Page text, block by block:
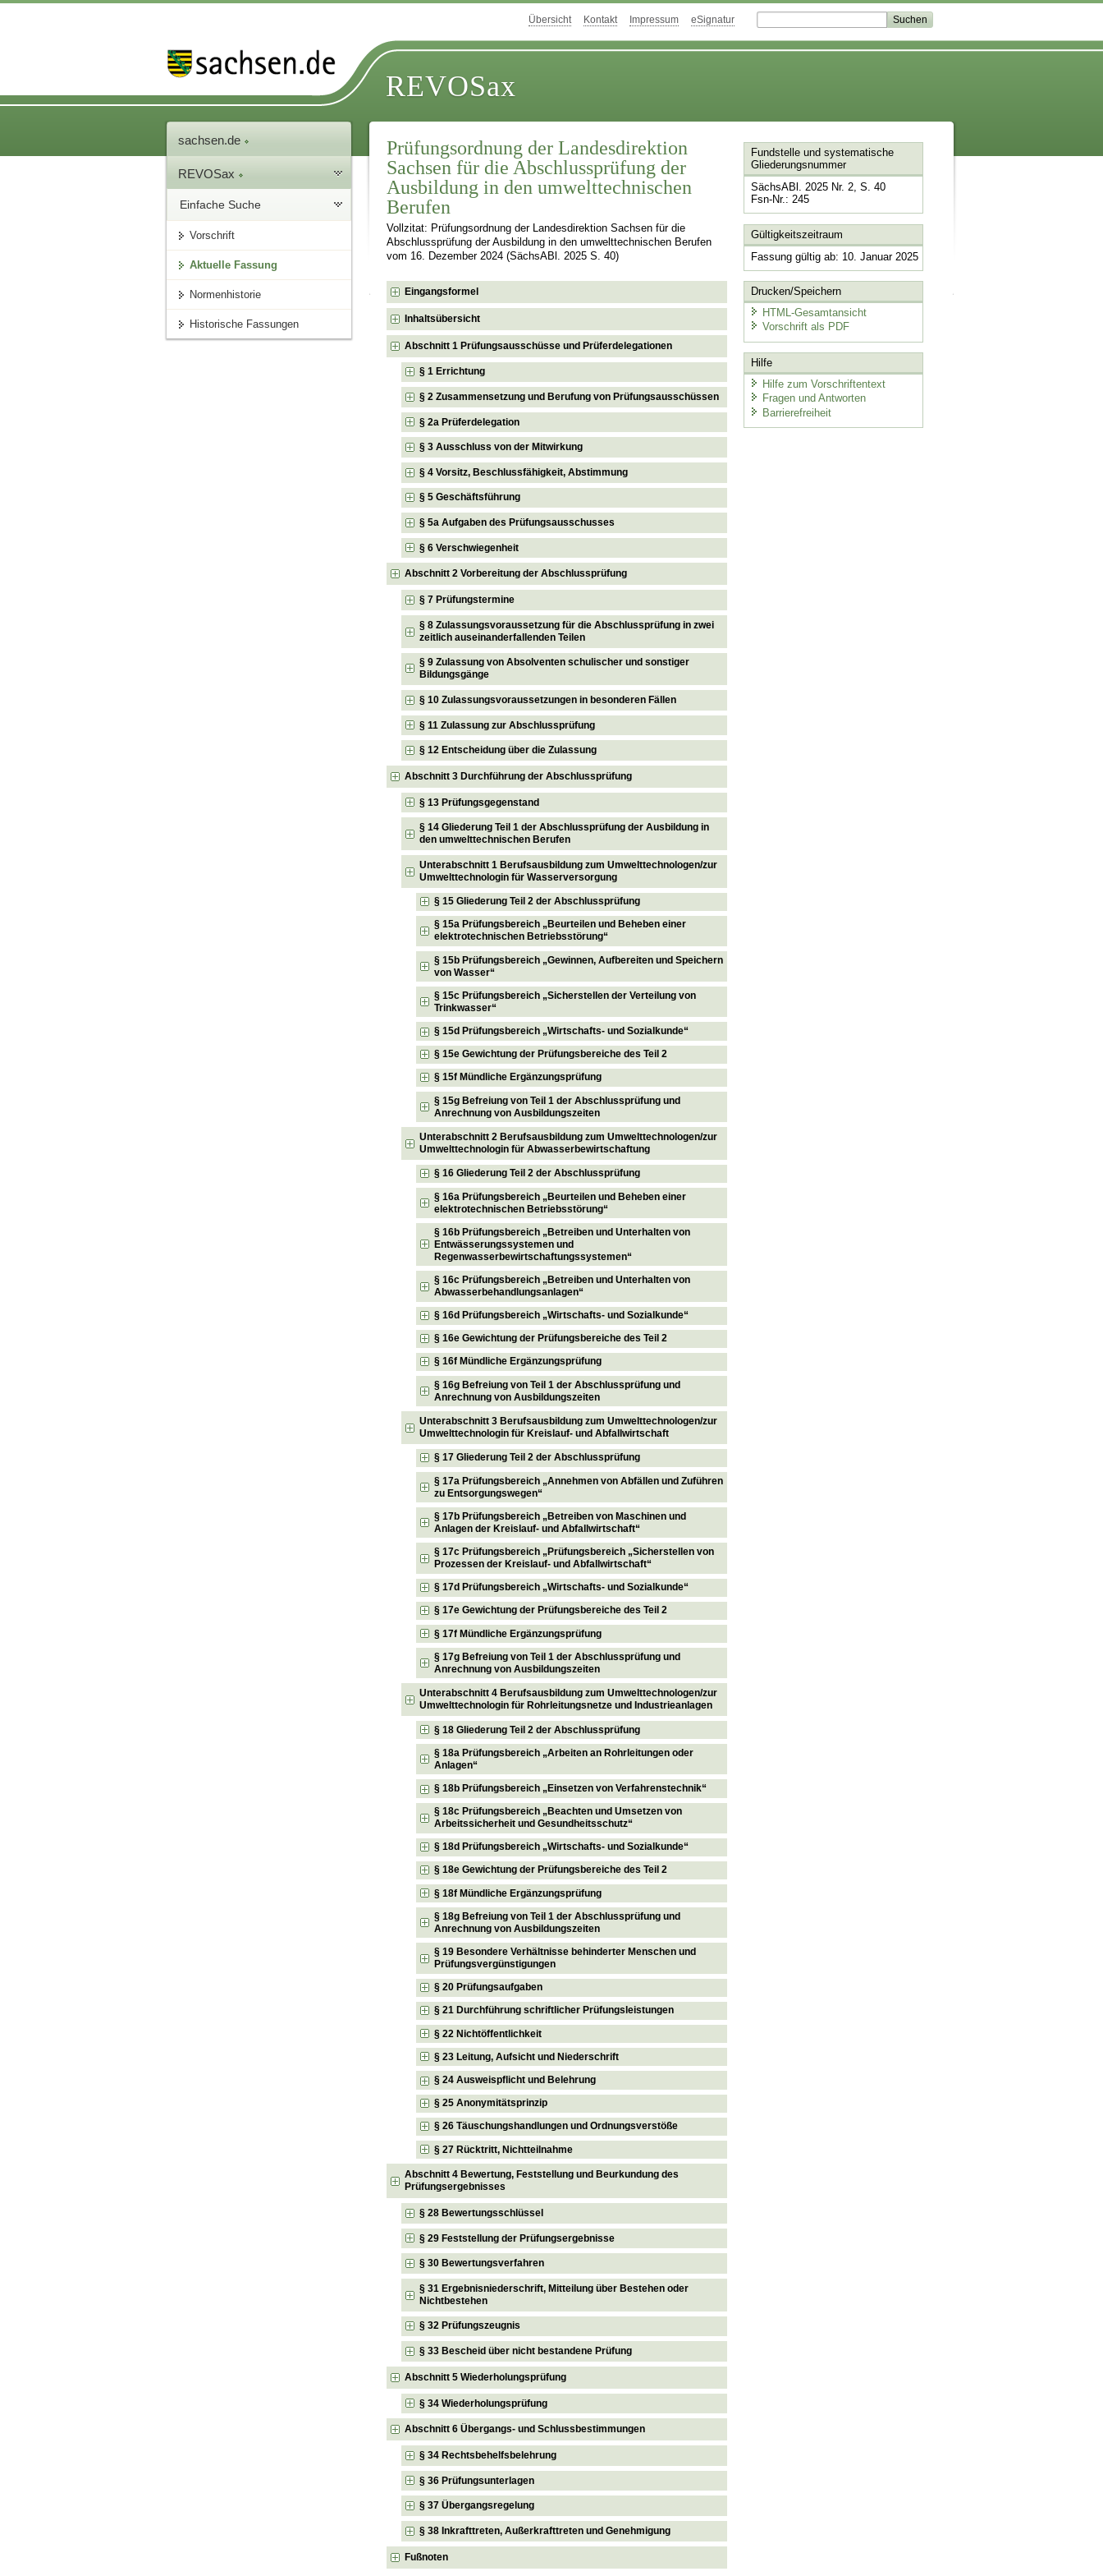
Übersicht Kontakt Impressum eSignatur
REVOSax
sachsen.de
REVOSax
Einfache Suche
Vorschrift
Aktuelle Fassung
Normenhistorie
Historische Fassungen
Prüfungsordnung der Landesdirektion
Sachsen für die Abschlussprüfung der
Ausbildung in den umwelttechnischen
Berufen
Vollzitat: Prüfungsordnung der Landesdirektion Sachsen für die
Abschlussprüfung der Ausbildung in den umwelttechnischen Berufen
vom 16. Dezember 2024 (SächsABl. 2025 S. 40)
Eingangsformel
Inhaltsübersicht
Abschnitt 1 Prüfungsausschüsse und Prüferdelegationen
§ 1 Errichtung
§ 2 Zusammensetzung und Berufung von Prüfungsausschüssen
§ 2a Prüferdelegation
§ 3 Ausschluss von der Mitwirkung
§ 4 Vorsitz, Beschlussfähigkeit, Abstimmung
§ 5 Geschäftsführung
§ 5a Aufgaben des Prüfungsausschusses
§ 6 Verschwiegenheit
Abschnitt 2 Vorbereitung der Abschlussprüfung
§ 7 Prüfungstermine
§ 8 Zulassungsvoraussetzung für die Abschlussprüfung in zwei
zeitlich auseinanderfallenden Teilen
§ 9 Zulassung von Absolventen schulischer und sonstiger
Bildungsgänge
§ 10 Zulassungsvoraussetzungen in besonderen Fällen
§ 11 Zulassung zur Abschlussprüfung
§ 12 Entscheidung über die Zulassung
Abschnitt 3 Durchführung der Abschlussprüfung
§ 13 Prüfungsgegenstand
§ 14 Gliederung Teil 1 der Abschlussprüfung der Ausbildung in
den umwelttechnischen Berufen
Unterabschnitt 1 Berufsausbildung zum Umwelttechnologen/zur
Umwelttechnologin für Wasserversorgung
§ 15 Gliederung Teil 2 der Abschlussprüfung
§ 15a Prüfungsbereich „Beurteilen und Beheben einer
elektrotechnischen Betriebsstörung“
§ 15b Prüfungsbereich „Gewinnen, Aufbereiten und Speichern
von Wasser“
§ 15c Prüfungsbereich „Sicherstellen der Verteilung von
Trinkwasser“
§ 15d Prüfungsbereich „Wirtschafts- und Sozialkunde“
§ 15e Gewichtung der Prüfungsbereiche des Teil 2
§ 15f Mündliche Ergänzungsprüfung
§ 15g Befreiung von Teil 1 der Abschlussprüfung und
Anrechnung von Ausbildungszeiten
Unterabschnitt 2 Berufsausbildung zum Umwelttechnologen/zur
Umwelttechnologin für Abwasserbewirtschaftung
§ 16 Gliederung Teil 2 der Abschlussprüfung
§ 16a Prüfungsbereich „Beurteilen und Beheben einer
elektrotechnischen Betriebsstörung“
§ 16b Prüfungsbereich „Betreiben und Unterhalten von
Entwässerungssystemen und
Regenwasserbewirtschaftungssystemen“
§ 16c Prüfungsbereich „Betreiben und Unterhalten von
Abwasserbehandlungsanlagen“
§ 16d Prüfungsbereich „Wirtschafts- und Sozialkunde“
§ 16e Gewichtung der Prüfungsbereiche des Teil 2
§ 16f Mündliche Ergänzungsprüfung
§ 16g Befreiung von Teil 1 der Abschlussprüfung und
Anrechnung von Ausbildungszeiten
Unterabschnitt 3 Berufsausbildung zum Umwelttechnologen/zur
Umwelttechnologin für Kreislauf- und Abfallwirtschaft
§ 17 Gliederung Teil 2 der Abschlussprüfung
§ 17a Prüfungsbereich „Annehmen von Abfällen und Zuführen
zu Entsorgungswegen“
§ 17b Prüfungsbereich „Betreiben von Maschinen und
Anlagen der Kreislauf- und Abfallwirtschaft“
§ 17c Prüfungsbereich „Prüfungsbereich „Sicherstellen von
Prozessen der Kreislauf- und Abfallwirtschaft“
§ 17d Prüfungsbereich „Wirtschafts- und Sozialkunde“
§ 17e Gewichtung der Prüfungsbereiche des Teil 2
§ 17f Mündliche Ergänzungsprüfung
§ 17g Befreiung von Teil 1 der Abschlussprüfung und
Anrechnung von Ausbildungszeiten
Unterabschnitt 4 Berufsausbildung zum Umwelttechnologen/zur
Umwelttechnologin für Rohrleitungsnetze und Industrieanlagen
§ 18 Gliederung Teil 2 der Abschlussprüfung
§ 18a Prüfungsbereich „Arbeiten an Rohrleitungen oder
Anlagen“
§ 18b Prüfungsbereich „Einsetzen von Verfahrenstechnik“
§ 18c Prüfungsbereich „Beachten und Umsetzen von
Arbeitssicherheit und Gesundheitsschutz“
§ 18d Prüfungsbereich „Wirtschafts- und Sozialkunde“
§ 18e Gewichtung der Prüfungsbereiche des Teil 2
§ 18f Mündliche Ergänzungsprüfung
§ 18g Befreiung von Teil 1 der Abschlussprüfung und
Anrechnung von Ausbildungszeiten
§ 19 Besondere Verhältnisse behinderter Menschen und
Prüfungsvergünstigungen
§ 20 Prüfungsaufgaben
§ 21 Durchführung schriftlicher Prüfungsleistungen
§ 22 Nichtöffentlichkeit
§ 23 Leitung, Aufsicht und Niederschrift
§ 24 Ausweispflicht und Belehrung
§ 25 Anonymitätsprinzip
§ 26 Täuschungshandlungen und Ordnungsverstöße
§ 27 Rücktritt, Nichtteilnahme
Abschnitt 4 Bewertung, Feststellung und Beurkundung des
Prüfungsergebnisses
§ 28 Bewertungsschlüssel
§ 29 Feststellung der Prüfungsergebnisse
§ 30 Bewertungsverfahren
§ 31 Ergebnisniederschrift, Mitteilung über Bestehen oder
Nichtbestehen
§ 32 Prüfungszeugnis
§ 33 Bescheid über nicht bestandene Prüfung
Abschnitt 5 Wiederholungsprüfung
§ 34 Wiederholungsprüfung
Abschnitt 6 Übergangs- und Schlussbestimmungen
§ 34 Rechtsbehelfsbelehrung
§ 36 Prüfungsunterlagen
§ 37 Übergangsregelung
§ 38 Inkrafttreten, Außerkrafttreten und Genehmigung
Fußnoten
Fundstelle und systematische
Gliederungsnummer
SächsABl. 2025 Nr. 2, S. 40
Fsn-Nr.: 245
Gültigkeitszeitraum
Fassung gültig ab: 10. Januar 2025
Drucken/Speichern
HTML-Gesamtansicht
Vorschrift als PDF
Hilfe
Hilfe zum Vorschriftentext
Fragen und Antworten
Barrierefreiheit